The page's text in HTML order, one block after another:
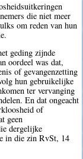
die niet meer
om reden van hun
geding zijnde
oordeel was dat,
of gevangenzetting
hun gebruikelijke
ter vervanging
En dat ongeacht
of
geen
dergelijke
in die zin RvSt, 14